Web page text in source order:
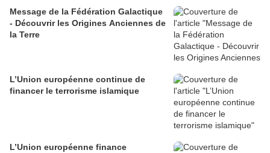
Message de la Fédération Galactique
- Découvrir les Origines Anciennes de
la Terre
L’Union européenne continue de
financer le terrorisme islamique
L’Union européenne finance